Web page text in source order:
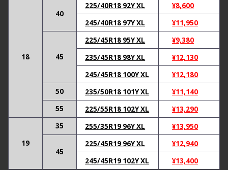
レビュー対象商品：RADAR Dimax SPORT
235/45R18 98Y XL
4
sportと銘打たれてますがツーリングコンフォートタイヤですね。
街乗りでも高速道路でも一切不満ありません。強いて挙げればリ
ムガードが無い点が少し残念でしょうか。前のタイヤの静粛性と
乗り心地が酷かったのでこんなに安いのに、こんなに良いタイヤ
なのかと思いました。まだ使い始めて1000キロくらいなのでライ
フ・耐久性は評価出来ていませんが、これだけ安ければ毎年交換
しても高くありません。
18
40
225/40R18 92Y XL ¥8,600
245/40R18 97Y XL
¥11,950
45
225/45R18 95Y XL ¥9,380
235/45R18 98Y XL
¥12,130
245/45R18 100Y XL
¥12,180
50
235/50R18 101Y XL ¥11,140
55
225/55R18 102Y XL ¥13,290
19
35 255/35R19 96Y XL ¥13,950
45
225/45R19 96Y XL ¥12,940
245/45R19 102Y XL
¥13,400